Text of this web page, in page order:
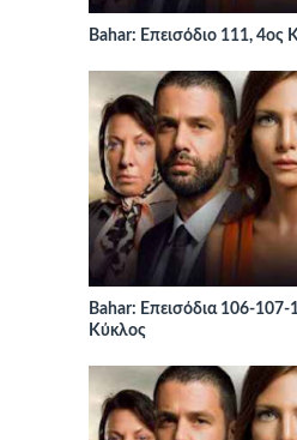
Bahar: Επεισόδιο 111, 4ος
Bahar: Επεισόδια 106-
Κύκλος